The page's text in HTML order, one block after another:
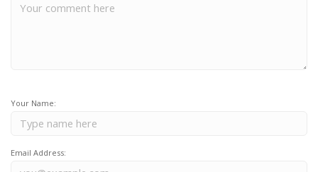
Your Name:
Email Address: